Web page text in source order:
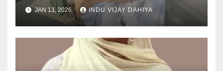
JAN 13, 2026 INDU VIJAY DAHIYA